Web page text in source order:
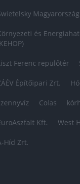
és
Ferenc repülőtér
Építőipari Zrt.
Colas
Kft. West
Híd Zrt.